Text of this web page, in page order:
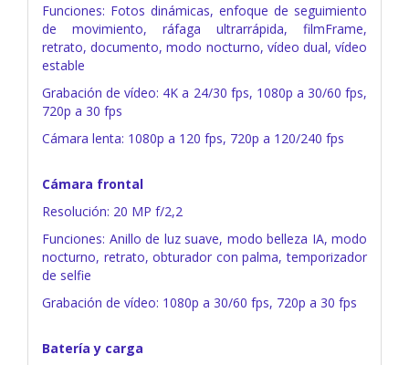
Funciones: Fotos dinámicas, enfoque de seguimiento
de movimiento, ráfaga ultrarrápida, filmFrame,
retrato, documento, modo nocturno, vídeo dual, vídeo
estable
Grabación de vídeo: 4K a 24/30 fps, 1080p a 30/60 fps,
720p a 30 fps
Cámara lenta: 1080p a 120 fps, 720p a 120/240 fps
Cámara frontal
Resolución: 20 MP f/2,2
Funciones: Anillo de luz suave, modo belleza IA, modo
nocturno, retrato, obturador con palma, temporizador
de selfie
Grabación de vídeo: 1080p a 30/60 fps, 720p a 30 fps
Batería y carga